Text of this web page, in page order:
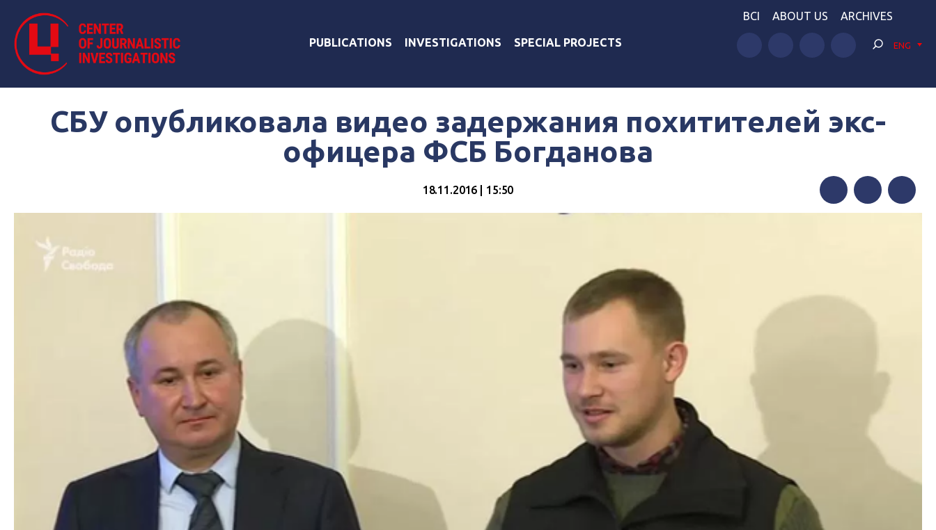
PUBLICATIONS INVESTIGATIONS SPECIAL PROJECTS
BCI ABOUT US ARCHIVES
ENG
СБУ опубликовала видео задержания похитителей экс-
офицера ФСБ Богданова
18.11.2016 | 15:50